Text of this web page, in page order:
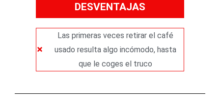
DESVENTAJAS
Las primeras veces retirar el café
usado resulta algo incómodo, hasta
que le coges el truco